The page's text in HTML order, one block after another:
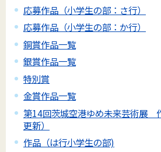
応募作品（小学生の部：さ行）
応募作品（小学生の部：か行）
銅賞作品一覧
銀賞作品一覧
特別賞
金賞作品一覧
第14回茨城空港ゆめ未来芸術展
更新）
作品（は行小学生の部)